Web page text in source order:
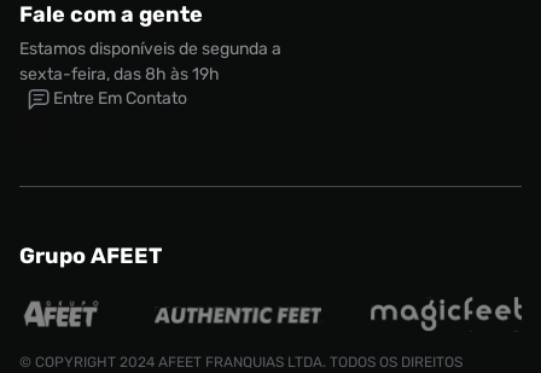
Fale com a gente
Estamos disponíveis de segunda a
sexta-feira, das 8h às 19h
Entre Em Contato
Grupo AFEET
© COPYRIGHT 2024 AFEET FRANQUIAS LTDA. TODOS OS DIREITOS